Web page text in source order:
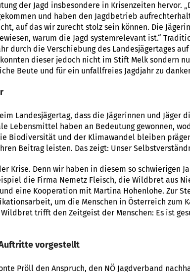
der Jagd insbesondere in Krisenzeiten hervor.
und haben den Jagdbetrieb
auf das wir zurecht stolz sein können. Die
warum die Jagd systemrelevant ist.“
durch die Verschiebung des Landesjägertages
dieser jedoch nicht im Stift Melk sondern
Beute und für ein unfallfreies Jagdjahr zu
Landesjägertag, dass die Jägerinnen und Jäger
Lebensmittel haben an Bedeutung gewonnen,
Biodiversität und der Klimawandel bleiben
Beitrag leisten. Das zeigt: Unser
Krise. Denn wir haben in diesem so schwierigen
die Firma Nemetz Fleisch, die Wildbret aus
eine Kooperation mit Martina Hohenlohe. Zur
um die Menschen in Österreich zum
trifft den Zeitgeist der Menschen: Es ist
Auftritte vorgestellt
Pröll den Anspruch, den NÖ Jagdverband